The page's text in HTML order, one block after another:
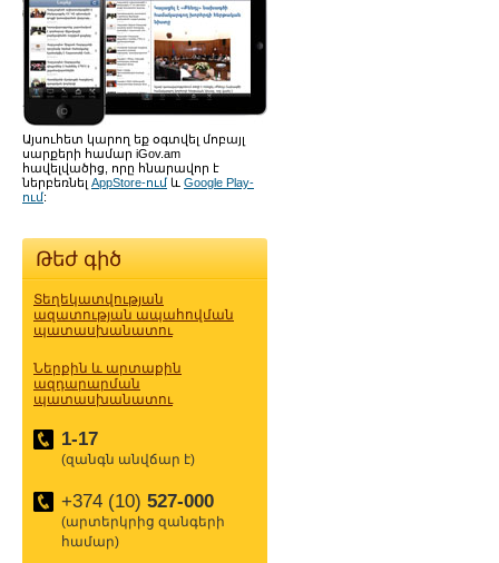
Այսուհետ կարող եք օգտվել մոբայլ
սարքերի համար iGov.am
հավելվածից, որը հնարավոր է
ներբեռնել AppStore-ում և Google Play-
ում:
Թեժ գիծ
Տեղեկատվության
ազատության ապահովման
պատասխանատու
Ներքին և արտաքին
ազդարարման
պատասխանատու
1-17
(զանգն անվճար է)
+374 (10) 527-000
(արտերկրից զանգերի
համար)